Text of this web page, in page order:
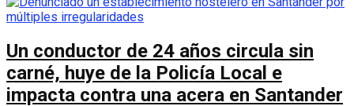
Un conductor de 24 años circula sin
carné, huye de la Policía Local e
impacta contra una acera en Santander